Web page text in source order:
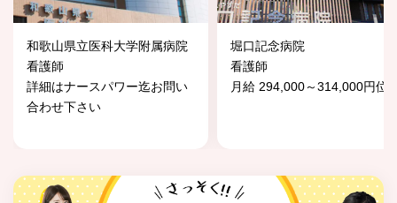
和歌山県立医科大学附属病院
看護師
詳細はナースパワー迄お問い
合わせ下さい
堀口記念病院
看護師
月給 294,000～314,000円位